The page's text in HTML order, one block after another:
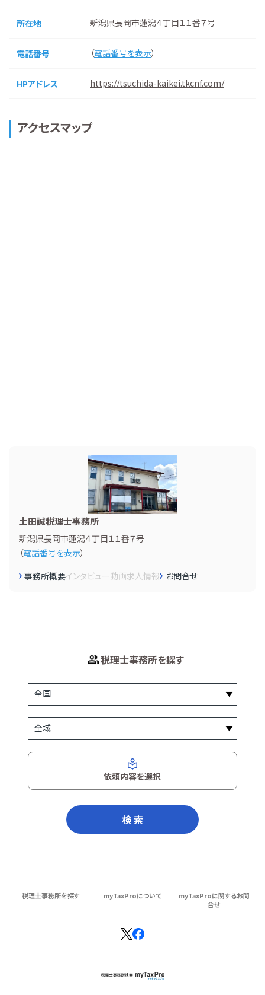
所在地 新潟県長岡市蓮潟４丁目１１番７号
電話番号 （電話番号を表示）
HPアドレス https://tsuchida-kaikei.tkcnf.com/
アクセスマップ
土田誠税理士事務所
新潟県長岡市蓮潟４丁目１１番７号
（電話番号を表示）
事務所概要インタビュー動画求人情報 お問合せ
税理士事務所を探す
依頼内容を選択
検 索
税理士事務所を探す myTaxProについて
myTaxProに関するお問
合せ